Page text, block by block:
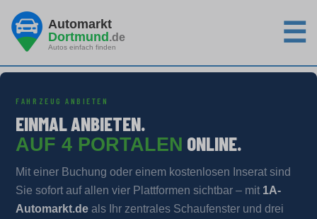
Automarkt
Dortmund.de
Autos einfach finden ☰
FAHRZEUG ANBIETEN
EINMAL ANBIETEN.
AUF 4 PORTALEN ONLINE.
Mit einer Buchung oder einem kostenlosen Inserat sind
Sie sofort auf allen vier Plattformen sichtbar – mit 1A-
Automarkt.de als Ihr zentrales Schaufenster und drei